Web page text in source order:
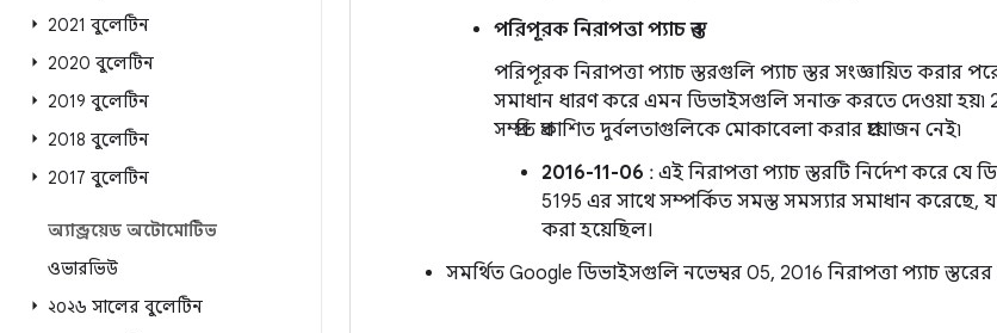
2021 বুলেটিন
2020 বুলেটিন
2019 বুলেটিন
2018 বুলেটিন
2017 বুলেটিন
অ্যান্ড্রয়েড অটোমোটিভ
ওভারভিউ
২০২৬ সালের বুলেটিন
পরিপূরক নিরাপত্তা প্যাচ স্তর
পরিপূরক নিরাপত্তা প্যাচ স্তরগুলি প্যাচ স্তর সংজ্ঞায়িত করার
সমাধান ধারণ করে এমন ডিভাইসগুলি সনাক্ত করতে দেওয়া হয়৷
সম্প্রতি প্রকাশিত দুর্বলতাগুলিকে মোকাবেলা করার প্রয়োজন নেই৷
2016-11-06 : এই নিরাপত্তা প্যাচ স্তরটি নির্দেশ করে
5195 এর সাথে সম্পর্কিত সমস্ত সমস্যার সমাধান করেছে,
করা হয়েছিল।
সমর্থিত Google ডিভাইসগুলি নভেম্বর 05, 2016 নিরাপত্তা প্যাচ